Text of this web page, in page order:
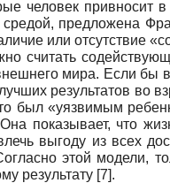
человек привносит
предложена
или отсутствие
считать
мира. Если
результатов во
был «уязвимым
показывает, что
выгоду из всех
этой модели,
результату [7].